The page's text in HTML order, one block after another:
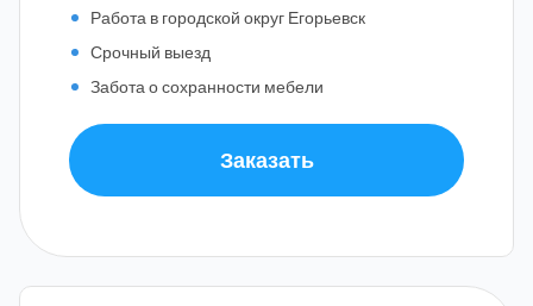
Работа в городской округ Егорьевск
Срочный выезд
Забота о сохранности мебели
Заказать